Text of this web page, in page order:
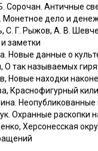
Сорочан. Античные
Монетное дело и
С. Г. Рыжов, А. В.
заметки
Новые данные о
О так называемых
Новые находки
Краснофигурный
Неопубликованные
Охранные раскопки
Херсонесская